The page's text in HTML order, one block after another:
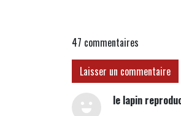
47 commentaires
Laisser un commentaire
le lapin